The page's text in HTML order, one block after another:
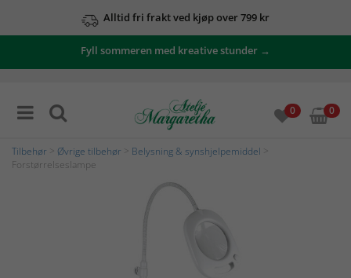
Alltid fri frakt ved kjøp over 799 kr
Fyll sommeren med kreative stunder →
0 0
Tilbehør Øvrige tilbehør Belysning & synshjelpemiddel
Forstørrelseslampe